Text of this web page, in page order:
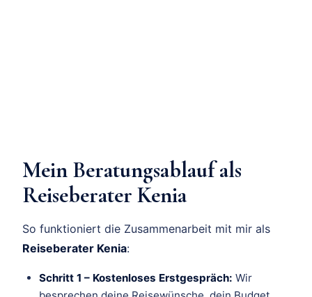
Mein Beratungsablauf als
Reiseberater Kenia
So funktioniert die Zusammenarbeit mit mir als
Reiseberater Kenia:
Schritt 1 – Kostenloses Erstgespräch: Wir